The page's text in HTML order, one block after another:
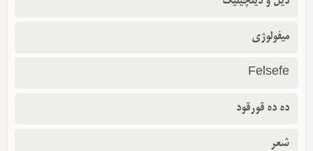
میفولوژی
Felsefe
ده ده قورقود
شعر